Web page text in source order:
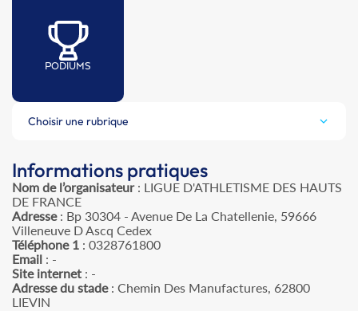
PODIUMS
Choisir une rubrique
Informations pratiques
Nom de l’organisateur: LIGUE D'ATHLETISME DES HAUTS
DE FRANCE
Adresse: Bp 30304 - Avenue De La Chatellenie, 59666
Villeneuve D Ascq Cedex
Téléphone 1 : 0328761800
Email : -
Site internet : -
Adresse du stade: Chemin Des Manufactures, 62800
LIEVIN